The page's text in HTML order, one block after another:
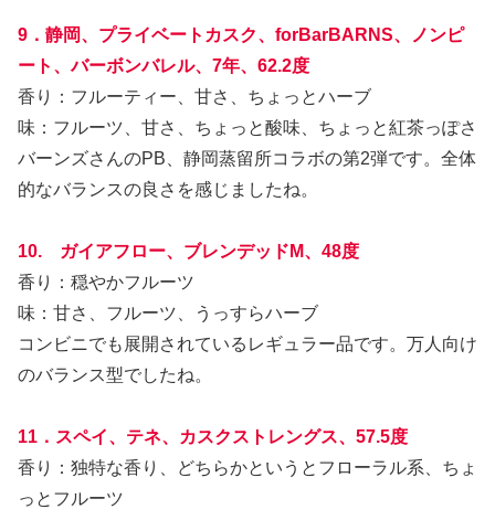
9．静岡、プライベートカスク、forBarBARNS、ノンピ
ート、バーボンバレル、7年、62.2度
香り：フルーティー、甘さ、ちょっとハーブ
味：フルーツ、甘さ、ちょっと酸味、ちょっと紅茶っぽさ
バーンズさんのPB、静岡蒸留所コラボの第2弾です。全体
的なバランスの良さを感じましたね。
10. ガイアフロー、ブレンデッドM、48度
香り：穏やかフルーツ
味：甘さ、フルーツ、うっすらハーブ
コンビニでも展開されているレギュラー品です。万人向け
のバランス型でしたね。
11．スペイ、テネ、カスクストレングス、57.5度
香り：独特な香り、どちらかというとフローラル系、ちょ
っとフルーツ